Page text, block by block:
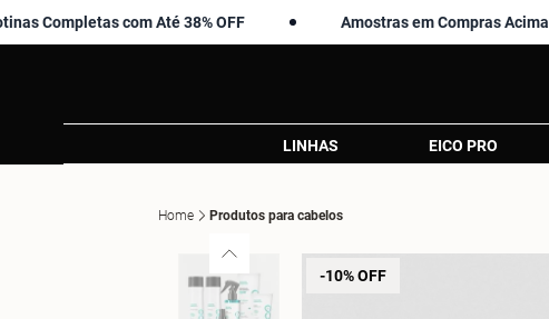
com Até 38% OFF Amostras em Compras Acima de R$ 99
LINHAS EICO PRO
Home Produtos para cabelos
-10% OFF